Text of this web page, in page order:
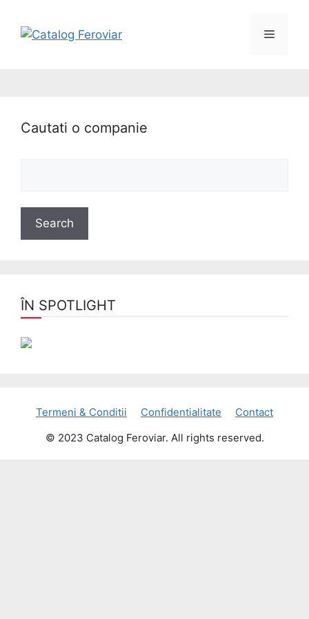
Cautati o companie
ÎN SPOTLIGHT
Termeni & Conditii Confidentialitate
Contact
© 2023 Catalog Feroviar. All rights reserved.